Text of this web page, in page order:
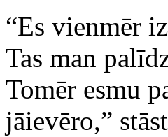
“Es vienmēr
Tas man
Tomēr esmu
jāievēro,”